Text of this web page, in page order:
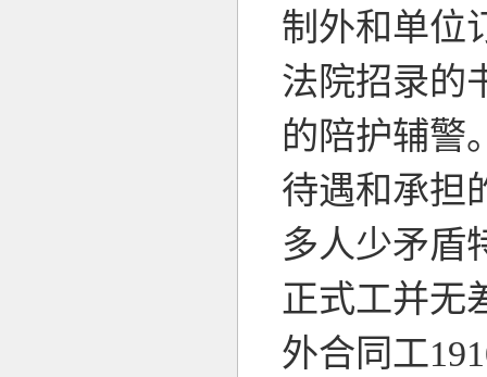
制外和单位
法院招录的
的陪护辅警
待遇和承担
多人少矛盾
正式工并无
外合同工